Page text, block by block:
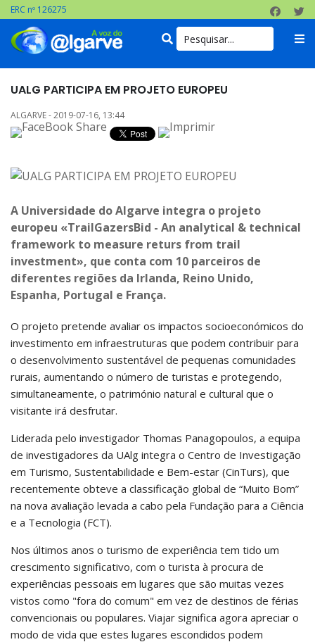
ERC nº 126275
UALG PARTICIPA EM PROJETO EUROPEU
ALGARVE - 2019-07-16, 13:44
A Universidade do Algarve integra o projeto
europeu «TrailGazersBid - An analytical & technical
framework to measure returs from trail
investment», que conta com 10 parceiros de
diferentes regiões da Irlanda, Reino Unido,
Espanha, Portugal e França.
O projeto pretende avaliar os impactos socioeconómicos do
investimento em infraestruturas que podem contribuir para
o desenvolvimento sustentável de pequenas comunidades
rurais, aumentando o número de turistas e protegendo,
simultaneamente, o património natural e cultural que o
visitante irá desfrutar.
Liderada pelo investigador Thomas Panagopoulos, a equipa
de investigadores da UAlg integra o Centro de Investigação
em Turismo, Sustentabilidade e Bem-estar (CinTurs), que
recentemente obteve a classificação global de “Muito Bom”
na nova avaliação levada a cabo pela Fundação para a Ciência
e a Tecnologia (FCT).
Nos últimos anos o turismo de experiência tem tido um
crescimento significativo, com o turista à procura de
experiências pessoais em lugares que são muitas vezes
vistos como "fora do comum" em vez de destinos de férias
convencionais ou populares. Viajar significa agora apreciar o
modo de vida que estes lugares escondidos podem